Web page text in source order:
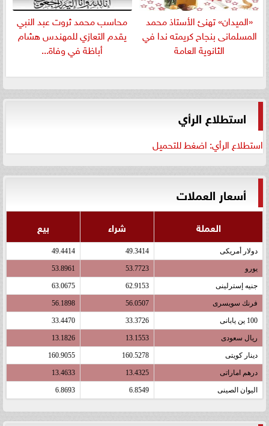
«الميدان» تهنئ الأستاذ محمد
المسلمانى بنجاح كريمته ندا في
الثانوية العامة
​محاسب محمد ثروت عبد النبي
يقدم التعازي للمهندس هشام
أباظة في وفاة...
استطلاع الرأي
استطلاع الرأي: اضغط للتحميل
أسعار العملات
العملة شراء بيع
دولار أمريكى 49.3414
49.4414
يورو 53.7723
53.8961
جنيه إسترلينى 62.9153
63.0675
فرنك سويسرى 56.0507
56.1898
100 ين يابانى 33.3726
33.4470
ريال سعودى 13.1553
13.1826
دينار كويتى 160.5278
160.9055
درهم اماراتى 13.4325
13.4633
اليوان الصينى 6.8549
6.8693